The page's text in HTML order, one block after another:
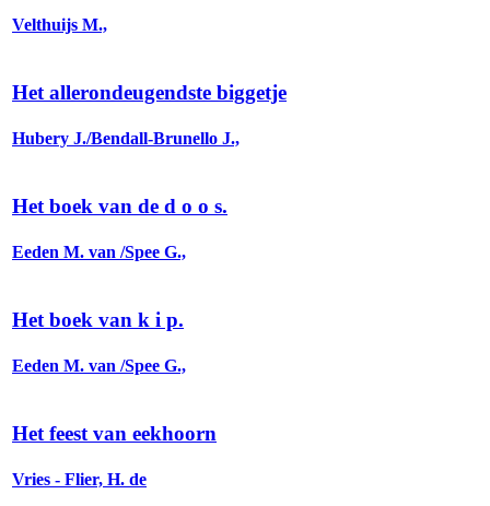
Velthuijs M.,
Het allerondeugendste biggetje
Hubery J./Bendall-Brunello J.,
Het boek van de d o o s.
Eeden M. van /Spee G.,
Het boek van k i p.
Eeden M. van /Spee G.,
Het feest van eekhoorn
Vries - Flier, H. de